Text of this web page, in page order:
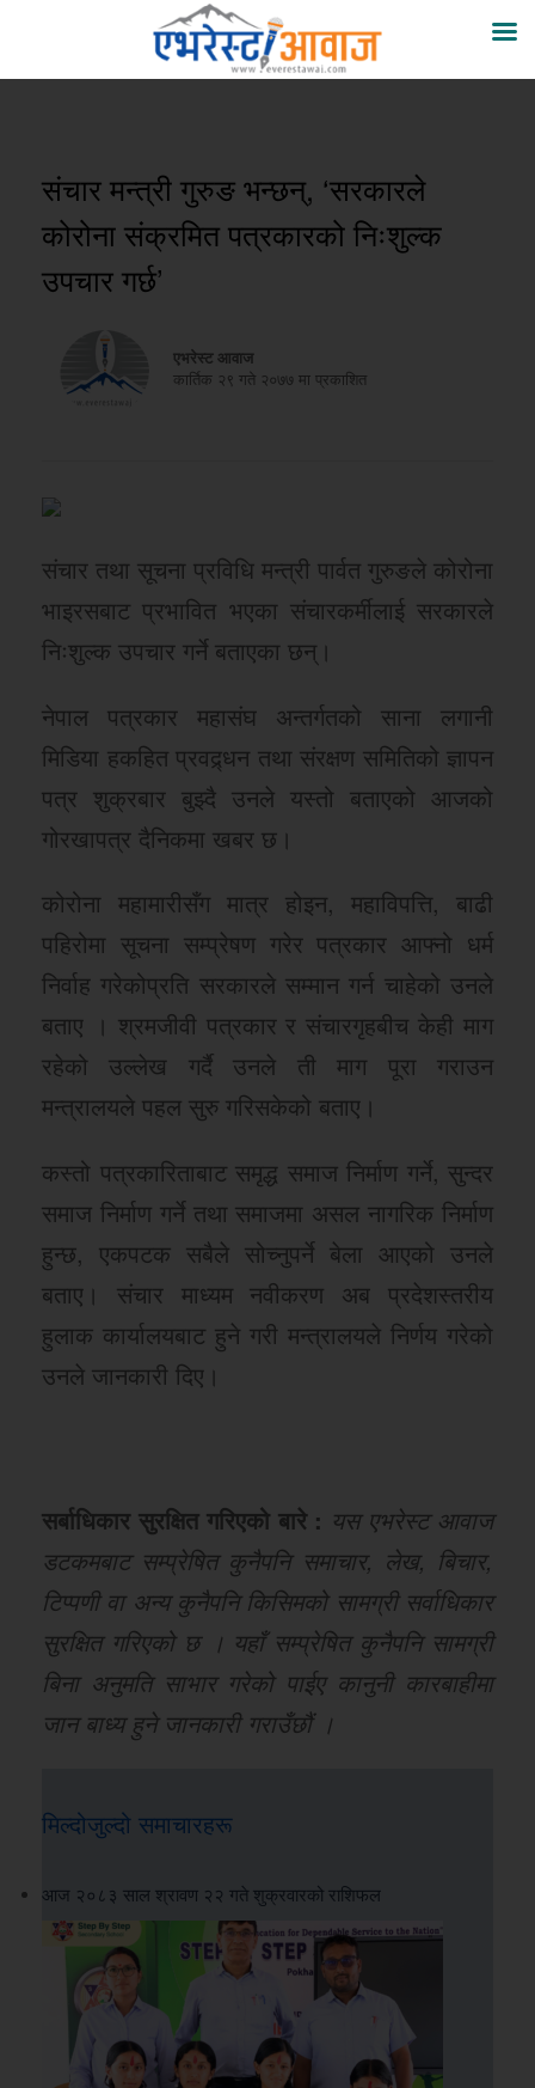
संचार मन्त्री गुरुङ भन्छन्, ‘सरकारले
कोरोना संक्रमित पत्रकारको निःशुल्क
उपचार गर्छ’
एभरेस्ट आवाज
कार्तिक २९ गते २०७७ मा प्रकाशित
संचार तथा सूचना प्रविधि मन्त्री पार्वत गुरुङले कोरोना
भाइरसबाट प्रभावित भएका संचारकर्मीलाई सरकारले
निःशुल्क उपचार गर्ने बताएका छन्।
नेपाल पत्रकार महासंघ अन्तर्गतको साना लगानी
मिडिया हकहित प्रवद्र्धन तथा संरक्षण समितिको ज्ञापन
पत्र शुक्रबार बुझ्दै उनले यस्तो बताएको आजको
गोरखापत्र दैनिकमा खबर छ।
कोरोना महामारीसँग मात्र होइन, महाविपत्ति, बाढी
पहिरोमा सूचना सम्प्रेषण गरेर पत्रकार आफ्नो धर्म
निर्वाह गरेकोप्रति सरकारले सम्मान गर्न चाहेको उनले
बताए । श्रमजीवी पत्रकार र संचारगृहबीच केही माग
रहेको उल्लेख गर्दै उनले ती माग पूरा गराउन
मन्त्रालयले पहल सुरु गरिसकेको बताए।
कस्तो पत्रकारिताबाट समृद्ध समाज निर्माण गर्ने, सुन्दर
समाज निर्माण गर्ने तथा समाजमा असल नागरिक निर्माण
हुन्छ, एकपटक सबैले सोच्नुपर्ने बेला आएको उनले
बताए। संचार माध्यम नवीकरण अब प्रदेशस्तरीय
हुलाक कार्यालयबाट हुने गरी मन्त्रालयले निर्णय गरेको
उनले जानकारी दिए।
सर्बाधिकार सुरक्षित गरिएको बारे : यस एभरेस्ट आवाज
डटकमबाट सम्प्रेषित कुनैपनि समाचार, लेख, बिचार,
टिप्पणी वा अन्य कुनैपनि किसिमको सामग्री सर्वाधिकार
सुरक्षित गरिएको छ । यहाँ सम्प्रेषित कुनैपनि सामग्री
बिना अनुमति साभार गरेको पाईए कानुनी कारबाहीमा
जान बाध्य हुने जानकारी गराउँछौं ।
मिल्दोजुल्दो समाचारहरू
आज २०८३ साल श्रावण २२ गते शुक्रवारको राशिफल